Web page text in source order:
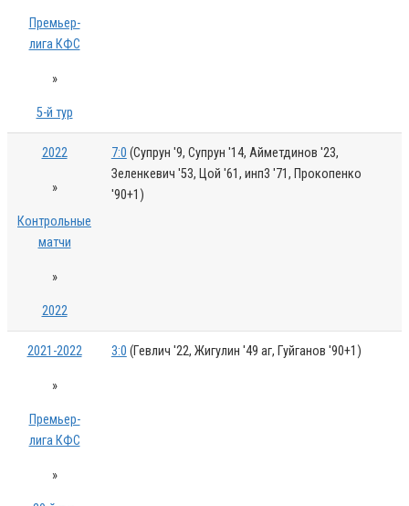
Премьер-
лига КФС
»
5-й тур
2022
»
Контрольные
матчи
»
2022
7:0 (Супрун '9, Супрун '14, Айметдинов '23,
Зеленкевич '53, Цой '61, инп3 '71, Прокопенко
'90+1)
2021-2022
»
Премьер-
лига КФС
»
3:0 (Гевлич '22, Жигулин '49 аг, Гуйганов '90+1)